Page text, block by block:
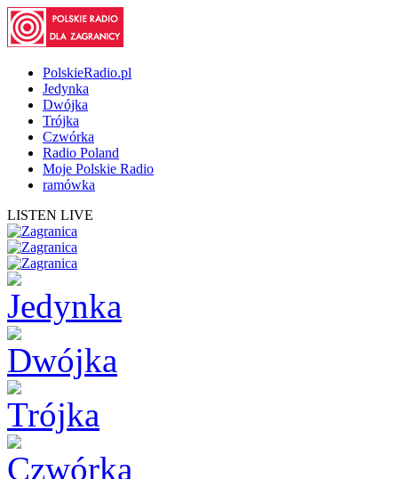
PolskieRadio.pl
Jedynka
Dwójka
Trójka
Czwórka
Radio Poland
Moje Polskie Radio
ramówka
LISTEN LIVE